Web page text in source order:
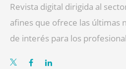
Revista digital dirigida al
afines que ofrece las últimas
de interés para los